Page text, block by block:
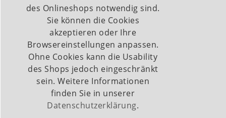
des Onlineshops notwendig sind.
Sie können die Cookies
akzeptieren oder Ihre
Browsereinstellungen anpassen.
Ohne Cookies kann die Usability
des Shops jedoch eingeschränkt
sein. Weitere Informationen
finden Sie in unserer
Datenschutzerklärung.